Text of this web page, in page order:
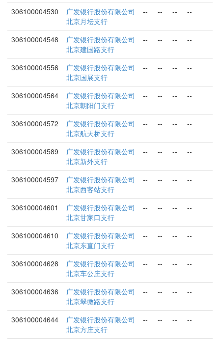
306100004530
广发银行股份有限公司
北京月坛支行
-- -- -- --
306100004548
广发银行股份有限公司
北京建国路支行
-- -- -- --
306100004556
广发银行股份有限公司
北京国展支行
-- -- -- --
306100004564
广发银行股份有限公司
北京朝阳门支行
-- -- -- --
306100004572
广发银行股份有限公司
北京航天桥支行
-- -- -- --
306100004589
广发银行股份有限公司
北京新外支行
-- -- -- --
306100004597
广发银行股份有限公司
北京西客站支行
-- -- -- --
306100004601
广发银行股份有限公司
北京甘家口支行
-- -- -- --
306100004610
广发银行股份有限公司
北京东直门支行
-- -- -- --
306100004628
广发银行股份有限公司
北京车公庄支行
-- -- -- --
306100004636
广发银行股份有限公司
北京翠微路支行
-- -- -- --
306100004644
广发银行股份有限公司
北京方庄支行
-- -- -- --